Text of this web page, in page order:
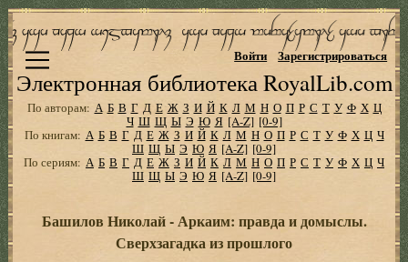
Электронная библиотека RoyalLib.com
Войти Зарегистрироваться
По авторам: А Б В Г Д Е Ж З И Й К Л М Н О П Р С Т У Ф Х Ц
Ч Ш Щ Ы Э Ю Я [A-Z] [0-9]
По книгам: А Б В Г Д Е Ж З И Й К Л М Н О П Р С Т У Ф Х Ц Ч
Ш Щ Ы Э Ю Я [A-Z] [0-9]
По сериям: А Б В Г Д Е Ж З И Й К Л М Н О П Р С Т У Ф Х Ц Ч
Ш Щ Ы Э Ю Я [A-Z] [0-9]
Башилов Николай - Аркаим: правда и домыслы.
Сверхзагадка из прошлого